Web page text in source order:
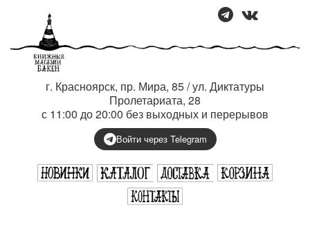
г. Красноярск, пр. Мира, 85 / ул. Диктатуры
Пролетариата, 28
с 11:00 до 20:00 без выходных и перерывов
Войти через Telegram